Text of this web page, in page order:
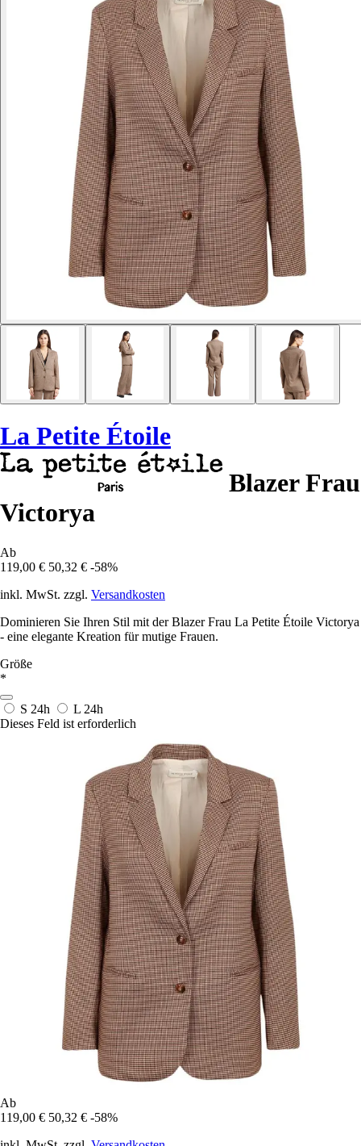
La Petite Étoile
Blazer Frau
Victorya
Ab
119,00 € 50,32 € -58%
inkl. MwSt. zzgl. Versandkosten
Dominieren Sie Ihren Stil mit der Blazer Frau La Petite Étoile Victorya
- eine elegante Kreation für mutige Frauen.
Größe
*
S 24h L 24h
Dieses Feld ist erforderlich
Ab
119,00 € 50,32 € -58%